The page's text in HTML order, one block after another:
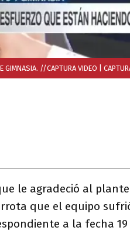
GIMNASIA. //CAPTURA VIDEO |
le agradeció al
que el equipo
a la fecha